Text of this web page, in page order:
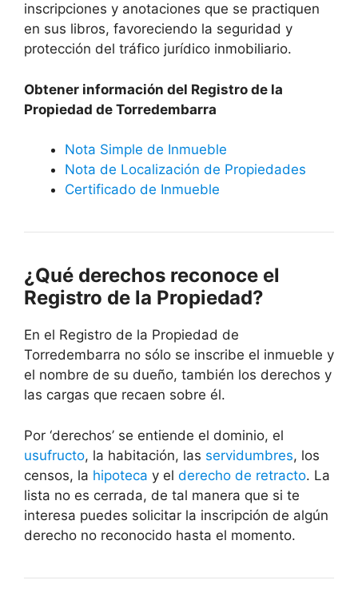
inscripciones y anotaciones que se practiquen
en sus libros, favoreciendo la seguridad y
protección del tráfico jurídico inmobiliario.
Obtener información del Registro de la
Propiedad de Torredembarra
Nota Simple de Inmueble
Nota de Localización de Propiedades
Certificado de Inmueble
¿Qué derechos reconoce el
Registro de la Propiedad?
En el Registro de la Propiedad de
Torredembarra no sólo se inscribe el inmueble y
el nombre de su dueño, también los derechos y
las cargas que recaen sobre él.
Por ‘derechos’ se entiende el dominio, el
usufructo, la habitación, las servidumbres, los
censos, la hipoteca y el derecho de retracto. La
lista no es cerrada, de tal manera que si te
interesa puedes solicitar la inscripción de algún
derecho no reconocido hasta el momento.